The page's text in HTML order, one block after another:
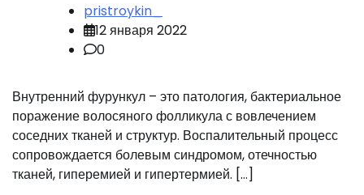
pristroykin_
12 января 2022
0
Внутренний фурункул – это патология, бактериальное
поражение волосяного фолликула с вовлечением
соседних тканей и структур. Воспалительный процесс
сопровождается болевым синдромом, отечностью
тканей, гиперемией и гипертермией. […]